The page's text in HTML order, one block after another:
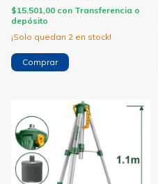
$15.501,00 con Transferencia o
depósito
¡Solo quedan 2 en stock!